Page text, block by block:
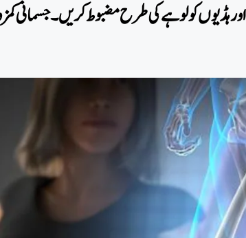
اور ہڈیوں کو لوہے کی طرح مضبوط کریں۔ جسمانی